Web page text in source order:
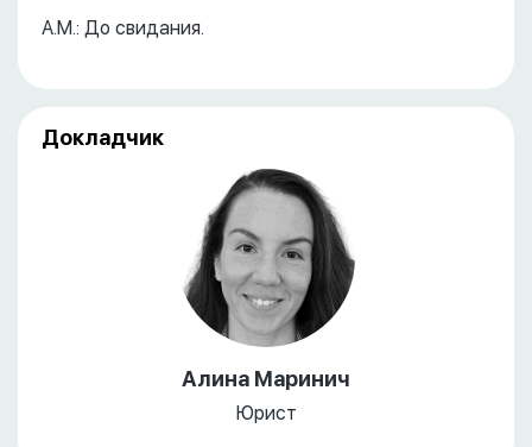
А.М.: До свидания.
Докладчик
Алина Маринич
Юрист